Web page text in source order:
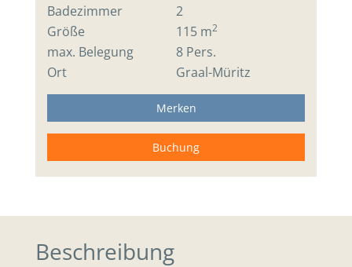
Badezimmer
2
Größe
115 m2
max. Belegung
8 Pers.
Ort
Graal-Müritz
Merken
Buchung
Beschreibung